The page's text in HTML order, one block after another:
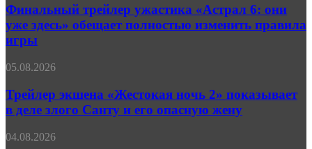
трейлере
«Праймтайма»
ужастика
6:
они
здесь»
полностью
изменить
правила
игры
Финальный трейлер ужастика «Астрал 6: они
уже здесь» обещает полностью изменить правила
игры
Трейлер
«Жестокая
ночь 2»
показывает
деле
05.08.2026
Трейлер экшена «Жестокая ночь 2» показывает
в деле злого Санту и его опасную жену
Несостоявшийся
04.08.2026